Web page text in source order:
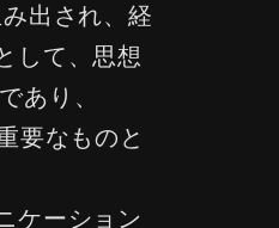
出され、経
して、思想
あり、
要なものと
ケーション